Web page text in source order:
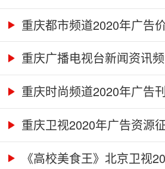
重庆都市频道2020年广告
重庆广播电视台新闻资讯
重庆时尚频道2020年广告
重庆卫视2020年广告资源
《高校美食王》北京卫视